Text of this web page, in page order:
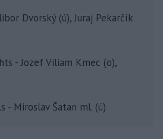
Dvorský (ú), Juraj Pekarčík
- Jozef Viliam Kmec (o),
- Miroslav Šatan ml. (ú)